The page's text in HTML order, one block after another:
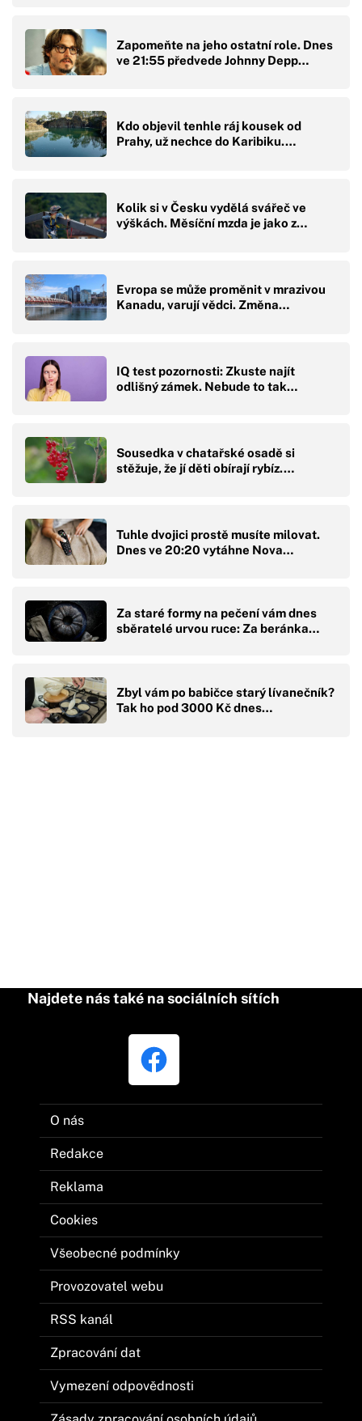
Zapomeňte na jeho ostatní role. Dnes
ve 21:55 předvede Johnny Depp…
Kdo objevil tenhle ráj kousek od
Prahy, už nechce do Karibiku.…
Kolik si v Česku vydělá svářeč ve
výškách. Měsíční mzda je jako z…
Evropa se může proměnit v mrazivou
Kanadu, varují vědci. Změna…
IQ test pozornosti: Zkuste najít
odlišný zámek. Nebude to tak…
Sousedka v chatařské osadě si
stěžuje, že jí děti obírají rybíz.…
Tuhle dvojici prostě musíte milovat.
Dnes ve 20:20 vytáhne Nova…
Za staré formy na pečení vám dnes
sběratelé urvou ruce: Za beránka…
Zbyl vám po babičce starý lívanečník?
Tak ho pod 3000 Kč dnes…
Najdete nás také na sociálních sítích
O nás
Redakce
Reklama
Cookies
Všeobecné podmínky
Provozovatel webu
RSS kanál
Zpracování dat
Vymezení odpovědnosti